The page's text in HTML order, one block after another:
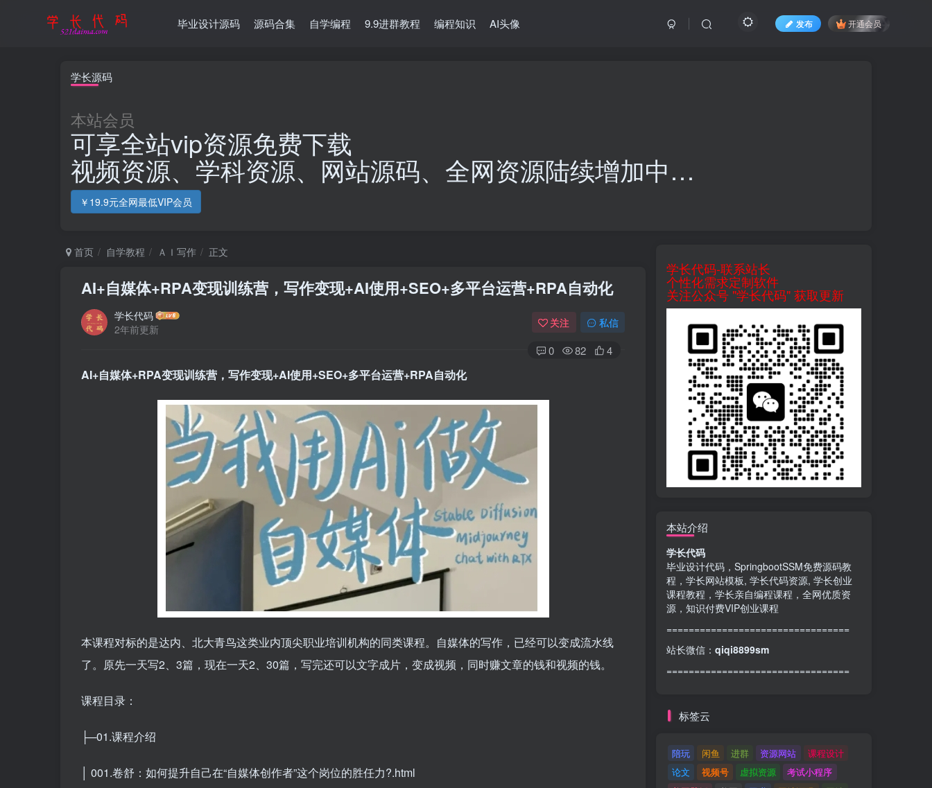
毕业设计源码 源码合集 自学编程 9.9进群教程 编程知识 AI头像 发布 开通会员
学长源码
本站会员
可享全站vip资源免费下载
视频资源、学科资源、网站源码、全网资源陆续增加中…
￥19.9元全网最低VIP会员
首页 自学教程 ＡＩ写作 正文
AI+自媒体+RPA变现训练营，写作变现+AI使用+SEO+多平台运营+RPA自动化
学长代码
2年前更新
关注 私信
0 82 4
AI+自媒体+RPA变现训练营 ，写作变现+AI使用+SEO+多平台运营+RPA自动化
本课程对标的是达内、北大青鸟这类业内顶尖职业培训机构的同类课程。自媒体的写作，已经可以变成流水线
了。原先一天写2、3篇，现在一天2、30篇，写完还可以文字成片，变成视频，同时赚文章的钱和视频的钱。
课程目录：
├─01.课程介绍
│ 001.卷舒：如何提升自己在“自媒体创作者”这个岗位的胜任力?.html
学长代码-联系站长
个性化需求定制软件
关注公众号 "学长代码" 获取更新
本站介绍
学长代码
毕业设计代码，SpringbootSSM免费源码教
程，学长网站模板, 学长代码资源, 学长创业
课程教程，学长亲自编程课程，全网优质资
源，知识付费VIP创业课程
=================================
站长微信： qiqi8899sm
=================================
标签云
陪玩 闲鱼 进群 资源网站
课程设计
论文
视频号 虚拟资源
考试小程序